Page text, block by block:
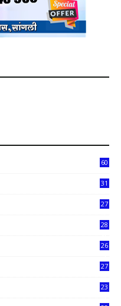
60
31
27
28
26
27
23